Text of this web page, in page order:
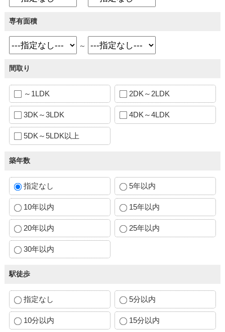
専有面積
～
間取り
～1LDK 2DK～2LDK
3DK～3LDK 4DK～4LDK
5DK～5LDK以上
築年数
指定なし 5年以内
10年以内 15年以内
20年以内 25年以内
30年以内
駅徒歩
指定なし 5分以内
10分以内 15分以内